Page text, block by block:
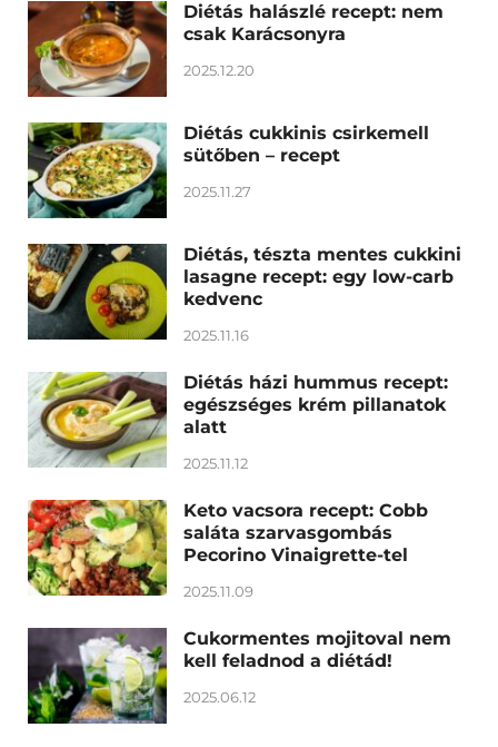
Diétás halászlé recept: nem
csak Karácsonyra
2025.12.20
Diétás cukkinis csirkemell
sütőben – recept
2025.11.27
Diétás, tészta mentes cukkini
lasagne recept: egy low-carb
kedvenc
2025.11.16
Diétás házi hummus recept:
egészséges krém pillanatok
alatt
2025.11.12
Keto vacsora recept: Cobb
saláta szarvasgombás
Pecorino Vinaigrette-tel
2025.11.09
Cukormentes mojitoval nem
kell feladnod a diétád!
2025.06.12